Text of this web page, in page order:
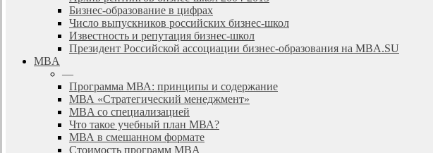
Бизнес-образование в цифрах
Число выпускников российских бизнес-школ
Известность и репутация бизнес-школ
Президент Российской ассоциации бизнес-образования на MBA.SU
MBA
—
Программа МВА: принципы и содержание
МВА «Cтратегический менеджмент»
MBA со специализацией
Что такое учебный план МВА?
МВА в смешанном формате
Стоимость программ MBA